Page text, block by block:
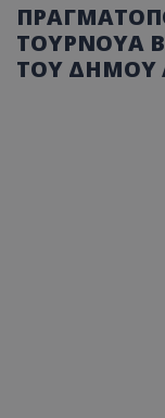
ΤΟΥΡΝΟΥΑ
ΤΟΥ ΔΗΜΟΥ